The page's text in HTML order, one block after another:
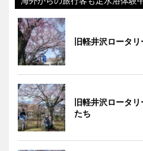
旧軽井沢ロータ
旧軽井沢ロータ
たち